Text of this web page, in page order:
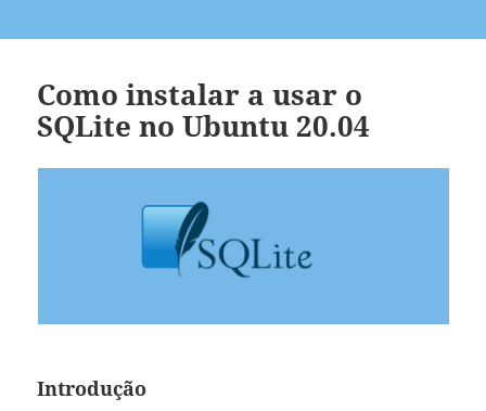
Como instalar a usar o
SQLite no Ubuntu 20.04
Introdução